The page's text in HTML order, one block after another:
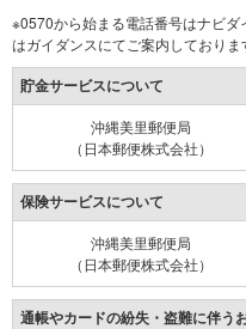
※0570から始まる電話番号はナビ
はガイダンスにてご案内しておりま
貯金サービスについて
沖縄美里郵便局
（日本郵便株式会社）
保険サービスについて
沖縄美里郵便局
（日本郵便株式会社）
通帳やカードの紛失・盗難に伴う